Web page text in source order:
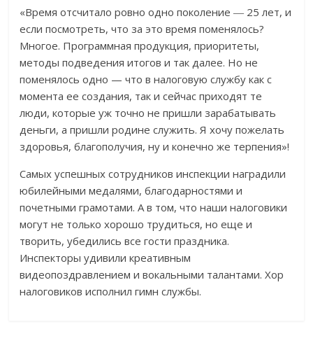
«Время отсчитало ровно одно поколение ― 25 лет, и
если посмотреть, что за это время поменялось?
Многое. Программная продукция, приоритеты,
методы подведения итогов и так далее. Но не
поменялось одно — что в налоговую службу как с
момента ее создания, так и сейчас приходят те
люди, которые уж точно не пришли зарабатывать
деньги, а пришли родине служить. Я хочу пожелать
здоровья, благополучия, ну и конечно же терпения»!
Самых успешных сотрудников инспекции наградили
юбилейными медалями, благодарностями и
почетными грамотами. А в том, что наши налоговики
могут не только хорошо трудиться, но еще и
творить, убедились все гости праздника.
Инспекторы удивили креативным
видеопоздравлением и вокальными талантами. Хор
налоговиков исполнил гимн службы.